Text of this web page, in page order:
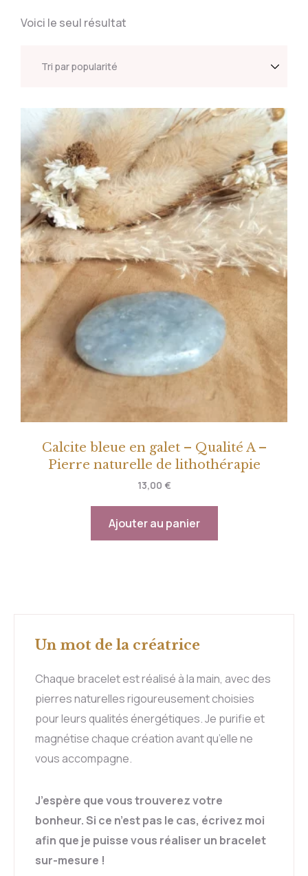
Voici le seul résultat
Calcite bleue en galet – Qualité A –
Pierre naturelle de lithothérapie
13,00 €
Ajouter au panier
Un mot de la créatrice
Chaque bracelet est réalisé à la main, avec des
pierres naturelles rigoureusement choisies
pour leurs qualités énergétiques. Je purifie et
magnétise chaque création avant qu’elle ne
vous accompagne.
J’espère que vous trouverez votre
bonheur. Si ce n’est pas le cas, écrivez moi
afin que je puisse vous réaliser un bracelet
sur-mesure !